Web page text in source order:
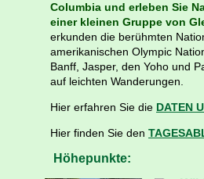
Columbia und erleben Sie
einer kleinen Gruppe von
erkunden die berühmten
amerikanischen Olympic
Banff, Jasper, den Yoho und
auf leichten Wanderungen.
Hier erfahren Sie die DATEN
Hier finden Sie den
Höhepunkte: